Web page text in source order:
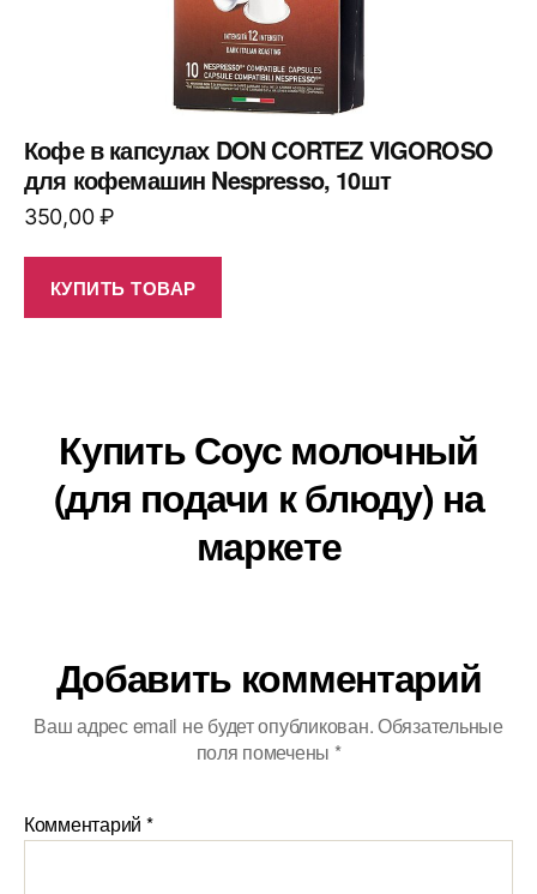
Кофе в капсулах DON CORTEZ VIGOROSO
для кофемашин Nespresso, 10шт
350,00₽
КУПИТЬ ТОВАР
Купить Соус молочный
(для подачи к блюду) на
маркете
Добавить комментарий
Ваш адрес email не будет опубликован.Обязательные
поля помечены *
Комментарий *